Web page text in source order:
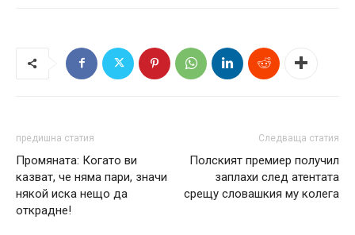
предишна статия
Промяната: Когато ви
казват, че няма пари, значи
някой иска нещо да
открадне!
Следваща статия
Полският премиер получил
заплахи след атентата
срещу словашкия му колега